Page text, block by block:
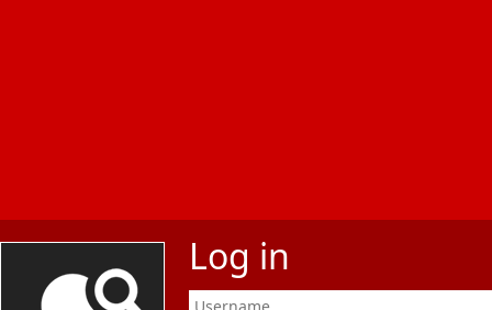
Log in